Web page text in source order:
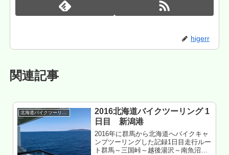
higerr
関連記事
2016北海道バイクツーリング 1
日目 新潟港
2016年に群馬から北海道へバイクキャ
ンプツーリングした記録1日目走行ルー
ト群馬～三国峠～越後湯沢～南魚沼～